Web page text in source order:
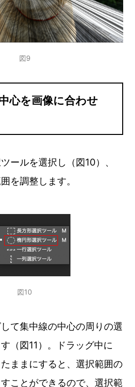
図9
心を画像に合わせ
ールを選択し（図10）、
を調整します。
図10
て集中線の中心の周りの選
（図11）。ドラッグ中に
ままにすると、選択範囲の
ことができるので、選択範